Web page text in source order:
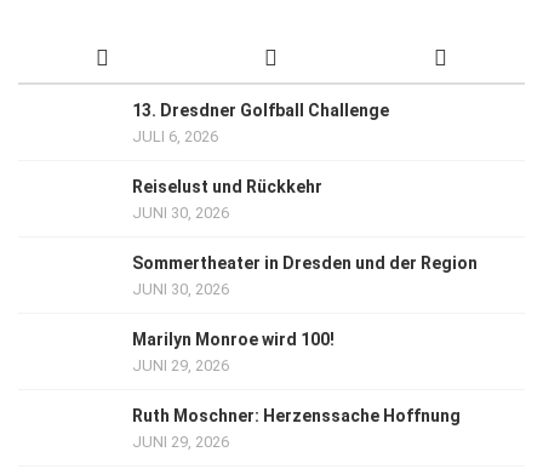
13. Dresdner Golfball Challenge
JULI 6, 2026
Reiselust und Rückkehr
JUNI 30, 2026
Sommertheater in Dresden und der Region
JUNI 30, 2026
Marilyn Monroe wird 100!
JUNI 29, 2026
Ruth Moschner: Herzenssache Hoffnung
JUNI 29, 2026